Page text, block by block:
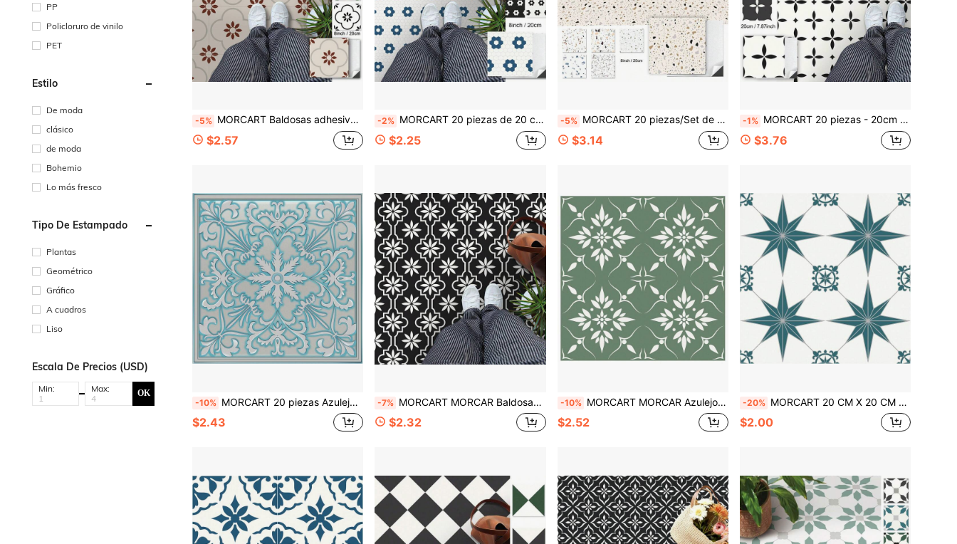
PP
Policloruro de vinilo
PET
Estilo
De moda
clásico
de moda
Bohemio
Lo más fresco
Tipo De Estampado
Plantas
Geométrico
Gráfico
A cuadros
Liso
Escala De Precios (USD)
Min: Max: OK
-5% MORCART Baldosas adhesivas de 20cm X 20cm, 20 piezas de pegatinas de vinilo autoadhesivas DIY, calcomanías de azulejos removibles e impermeables para dormitorio, sala de estar, baño, cocina y escaleras
$2.57
-2% MORCART 20 piezas de 20 cm x 20 cm Baldosas de piso autoadhesivas DIY, piso de vinilo impermeable y removible para baño, cocina, chimenea, casa de mascotas, escaleras, dormitorio, pared
$2.25
-5% MORCART 20 piezas/Set de baldosas de piso autoadhesivas, 20cm X 20cm. Baldosas de piso de vinilo impermeables con respaldo desprendible y adherible, aptas para cocina, sala de estar, baño y dormitorio - Color terrazo
$3.14
-1% MORCART 20 piezas - 20cm X 20cm Baldosas de piso autoadhesivas, piso de vinilo impermeable, piso DIY verde, adecuado para baño, cocina, chimenea, casa de mascotas, escaleras, dormitorio, paredes
$3.76
-10% MORCART 20 piezas Azulejos autoadhesivos para pared de pelar y pegar - Azulejo de pared autoadhesivo de PVC de 8 pulgadas x 8 pulgadas, Pegatinas de vinilo autoadhesivas adecuadas para cocina, baño, lavandería, chimenea, escaleras, patrón floral en relieve 3D azul-verde
$2.43
-7% MORCART MORCAR Baldosas Autoadhesivas para Suelo, Suelo de Vinilo Impermeable, Suelo DIY Adecuado para Baños, Cocinas, Chimeneas, Casas de Mascotas, Escaleras, Dormitorios, Paredes (20 Piezas, 7.8 Pulgadas X 7.8 Pulgadas, Negro)
$2.32
-10% MORCART MORCAR Azulejos Autoadhesivos para Piso -20 Piezas, 20cm X 20cm Piso de Vinilo - Azulejos Autoadhesivos Impermeables Adecuados para Paneles de Salpicaduras de Pared, Baños, Cocinas - Apariencia Floral Verde
$2.52
-20% MORCART 20 CM X 20 CM Baldosa autoadhesiva para piso, 20 piezas de piso vinílico autoadhesivo DIY, pegatina de baldosa extraíble e impermeable para baño, cocina, pared, dormitorio, escaleras (Estrella verde)
$2.00